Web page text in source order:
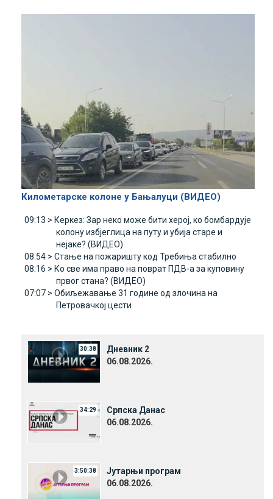
Километарске колоне у Бањалуци (ВИДЕО)
09:13 > Керкез: Зар неко може бити херој, ко бомбардује
колону избјеглица на путу и убија старе и
нејаке? (ВИДЕО)
08:54 > Стање на пожаришту код Требиња стабилно
08:16 > Ко све има право на поврат ПДВ-а за куповину
првог стана? (ВИДЕО)
07:07 > Обиљежавање 31 године од злочина на
Петровачкој цести
30:38
Дневник 2
06.08.2026.
34:29
Српска Данас
06.08.2026.
3:50:38
Јутарњи програм
06.08.2026.